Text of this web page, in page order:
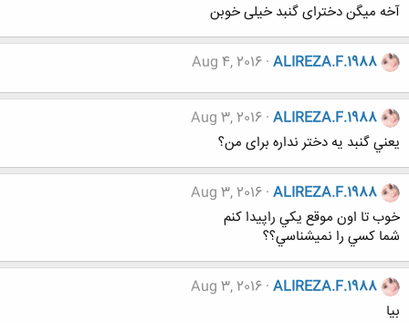
آخه میگن دخترای گنبد خیلی خوبن
ALIREZA.F.1988
Aug 4, 2016
ALIREZA.F.1988
Aug 3, 2016
يعني گنبد یه دختر نداره برای من؟
ALIREZA.F.1988
Aug 3, 2016
خوب تا اون موقع يكي راپیدا كنم
شما كسي را نميشناسي؟؟
ALIREZA.F.1988
Aug 3, 2016
بیا